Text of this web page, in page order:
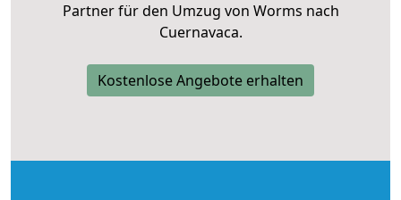
Partner für den Umzug von Worms nach
Cuernavaca.
Kostenlose Angebote erhalten